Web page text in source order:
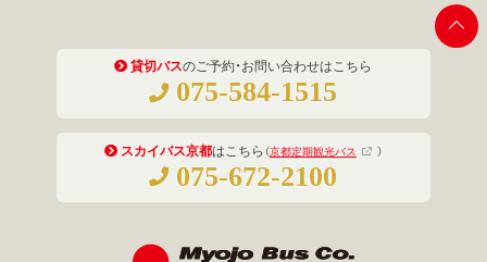
貸切バスのご予約・お問い合わせはこちら
075-584-1515
スカイバス京都はこちら （京都定期観光バス ）
075-672-2100